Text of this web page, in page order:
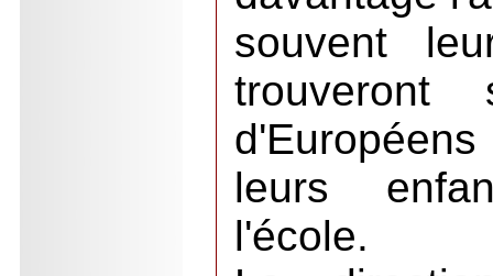
souvent
leurs
l'école.